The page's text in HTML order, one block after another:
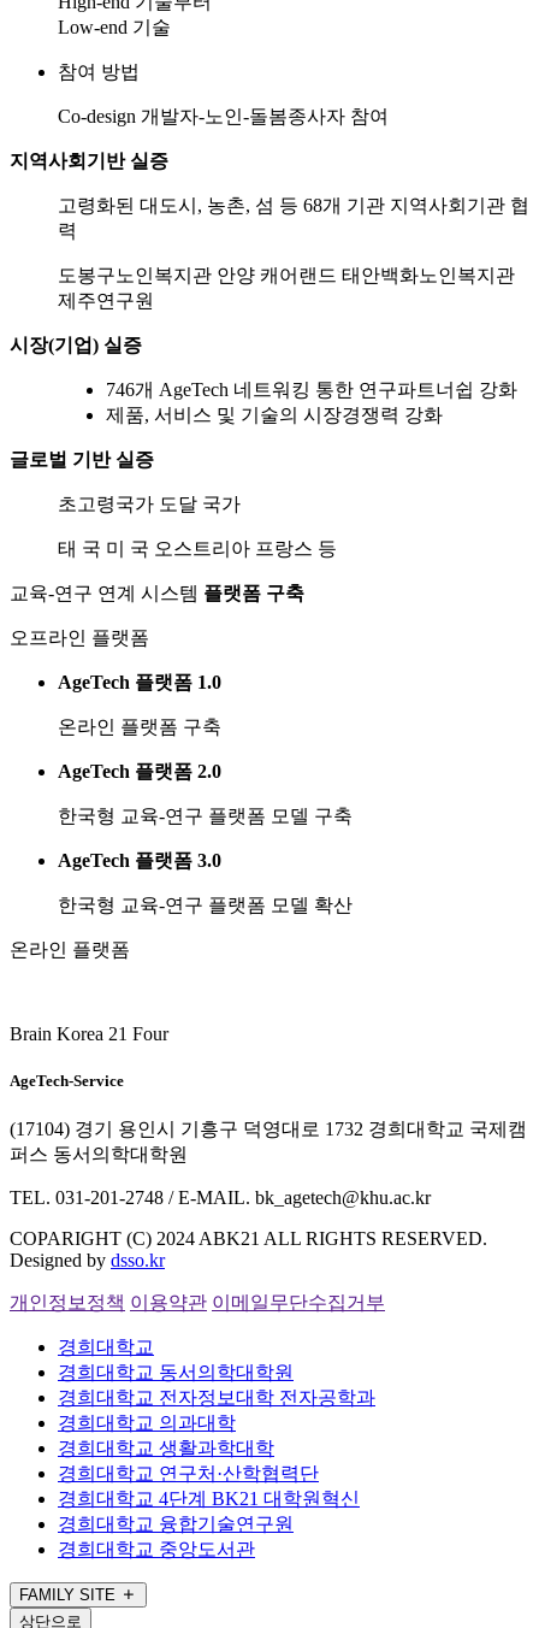
Low-end 기술
참여 방법
Co-design 개발자-노인-돌봄종사자 참여
지역사회기반 실증
고령화된 대도시, 농촌, 섬 등 68개 기관 지역사회기관 협
력
도봉구노인복지관 안양 캐어랜드 태안백화노인복지관
제주연구원
시장(기업) 실증
746개 AgeTech 네트워킹 통한 연구파트너쉽 강화
제품, 서비스 및 기술의 시장경쟁력 강화
글로벌 기반 실증
초고령국가 도달 국가
태 국 미 국 오스트리아 프랑스 등
교육-연구 연계 시스템 플랫폼 구축
오프라인 플랫폼
AgeTech 플랫폼 1.0
온라인 플랫폼 구축
AgeTech 플랫폼 2.0
한국형 교육-연구 플랫폼 모델 구축
AgeTech 플랫폼 3.0
한국형 교육-연구 플랫폼 모델 확산
온라인 플랫폼
Brain Korea 21 Four
AgeTech-Service
(17104) 경기 용인시 기흥구 덕영대로 1732 경희대학교 국제캠
퍼스 동서의학대학원
TEL. 031-201-2748 / E-MAIL. bk_agetech@khu.ac.kr
COPARIGHT (C) 2024 ABK21 ALL RIGHTS RESERVED.
Designed by dsso.kr
개인정보정책 이용약관 이메일무단수집거부
경희대학교
경희대학교 동서의학대학원
경희대학교 전자정보대학 전자공학과
경희대학교 의과대학
경희대학교 생활과학대학
경희대학교 연구처·산학협력단
경희대학교 4단계 BK21 대학원혁신
경희대학교 융합기술연구원
경희대학교 중앙도서관
FAMILY SITE
상단으로